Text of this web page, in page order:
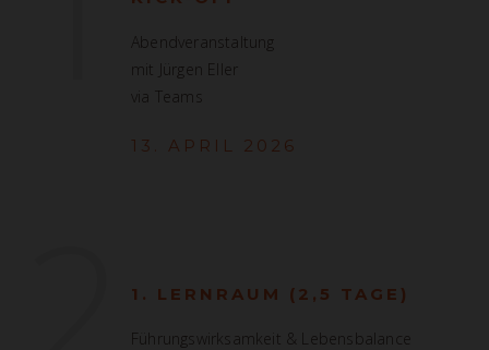
Abendveranstaltung
mit Jürgen Eller
via Teams
13. APRIL 2026
1. LERNRAUM (2,5 TAGE)
Führungswirksamkeit & Lebensbalance